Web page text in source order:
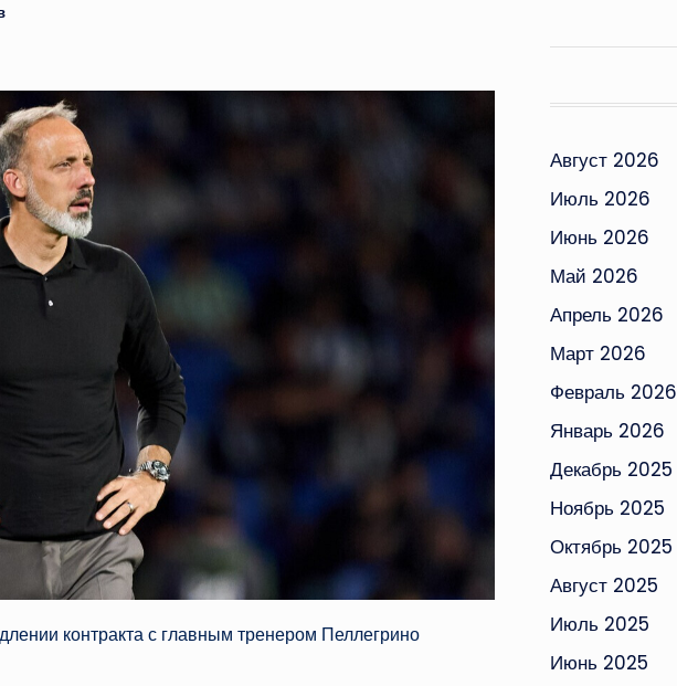
контракта с главным тренером Пеллегрино
Август 2026
Июль 2026
Июнь 2026
Май 2026
Апрель 2026
Март 2026
Февраль 2026
Январь 2026
Декабрь 2025
Ноябрь 2025
Октябрь 2025
Август 2025
Июль 2025
Июнь 2025